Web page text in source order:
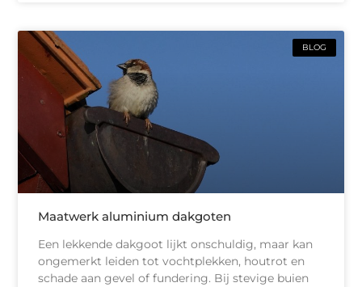
BLOG
Maatwerk aluminium dakgoten
Een lekkende dakgoot lijkt onschuldig, maar kan
ongemerkt leiden tot vochtplekken, houtrot en
schade aan gevel of fundering. Bij stevige buien